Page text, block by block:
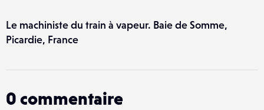
Le machiniste du train à vapeur. Baie de Somme,
Picardie, France
0 commentaire